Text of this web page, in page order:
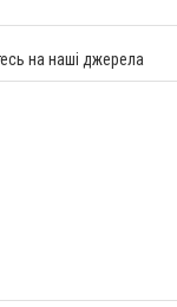
на наші джерела